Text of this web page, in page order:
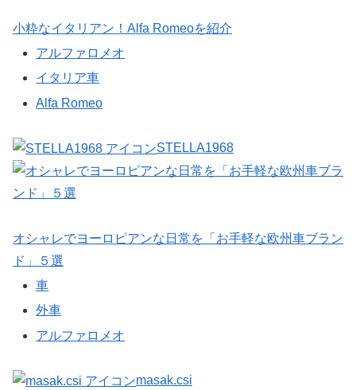
小粋なイタリアン！Alfa Romeoを紹介
アルファロメオ
イタリア車
Alfa Romeo
STELLA1968
オシャレでヨーロピアンな日常を「お手軽な欧州車ブラン
ド」５選
車
外車
アルファロメオ
masak.csi